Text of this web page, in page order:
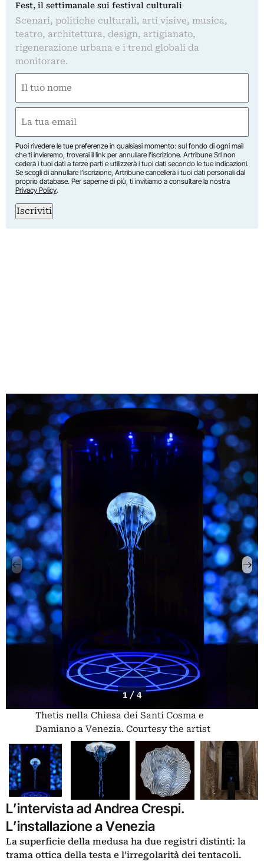
Fest, il settimanale sui festival culturali
Scenari, politiche culturali, arti visive, musica,
teatro, architettura, design, artigianato,
rigenerazione urbana e i trend globali da
monitorare.
(Required)
First
(Required)
Puoi rivedere le tue preferenze in qualsiasi momento: sul fondo di ogni mail
che ti invieremo, troverai il link per annullare l’iscrizione. Artribune Srl non
cederà i tuoi dati a terze parti e utilizzerà i tuoi dati secondo le tue indicazioni.
Se scegli di annullare l’iscrizione, Artribune cancellerà i tuoi dati personali dal
proprio database. Per saperne di più, ti invitiamo a consultare la nostra
Privacy Policy.
Iscriviti
1 / 4
Thetis nella Chiesa dei Santi Cosma e
Damiano a Venezia. Courtesy the artist
L’intervista ad Andrea Crespi.
L’installazione a Venezia
La superficie della medusa ha due registri distinti: la
trama ottica della testa e l’irregolarità dei tentacoli.